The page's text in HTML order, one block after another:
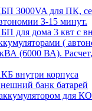
3000VA для ПК,
3-15 минут.
для дома 3 квт с
(
(6000 ВА). Расчет,
внутри корпуса
банк батарей
для